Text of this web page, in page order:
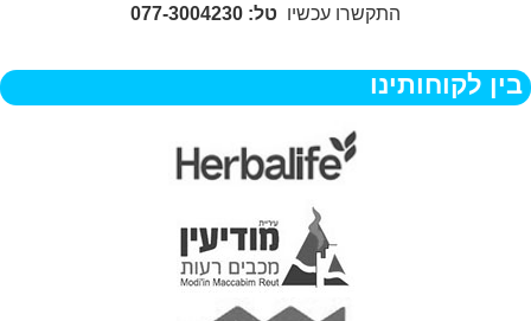
התקשרו עכשיו טל: 077-3004230
בין לקוחותינו